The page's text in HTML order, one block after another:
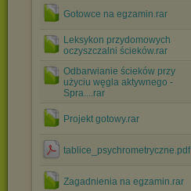
Gotowce na egzamin.rar
Leksykon przydomowych
oczyszczalni ścieków.rar
Odbarwianie ścieków przy
użyciu węgla aktywnego -
Spra....rar
Projekt gotowy.rar
tablice_psychrometryczne.pdf
Zagadnienia na egzamin.rar